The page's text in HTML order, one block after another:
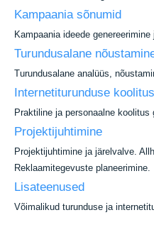
Kampaania sõnumid
Kampaania ideede
Turundusalane
Turundusalane analüüs,
Internetiturunduse koolitus
Praktiline ja personaalne koolitus
Projektijuhtimine
Projektijuhtimine ja järelvalve.
Reklaamitegevuste planeerimine.
Lisateenused
Võimalikud turunduse ja